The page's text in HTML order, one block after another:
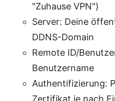
"Zuhause VPN")
Server: Deine
DDNS-Domain
Remote ID/
Benutzername
Authentifizierung:
Zertifikat je nach